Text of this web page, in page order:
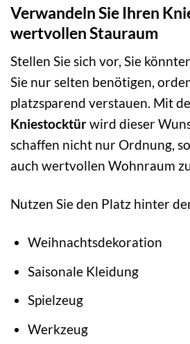
Verwandeln Sie Ihren
wertvollen Stauraum
Stellen Sie sich vor, Sie
Sie nur selten benötigen,
platzsparend verstauen. Mit
Kniestocktürwird dieser
schaffen nicht nur Ordnung,
auch wertvollen Wohnraum
Nutzen Sie den Platz hinter
Weihnachtsdekoration
Saisonale Kleidung
Spielzeug
Werkzeug